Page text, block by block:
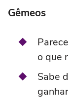
Gêmeos
o que
Sabe